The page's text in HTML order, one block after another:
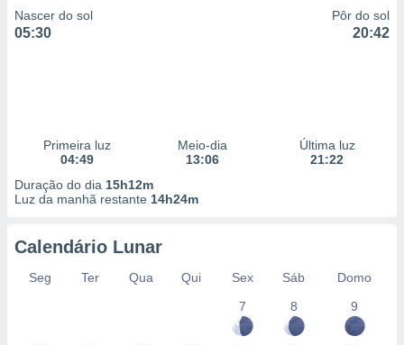
Nascer do sol
05:30
Pôr do sol
20:42
Primeira luz
04:49
Meio-dia
13:06
Última luz
21:22
Duração do dia 15h12m
Luz da manhã restante 14h24m
Calendário Lunar
Seg Ter Qua Qui Sex Sáb
Domo
7
8 9